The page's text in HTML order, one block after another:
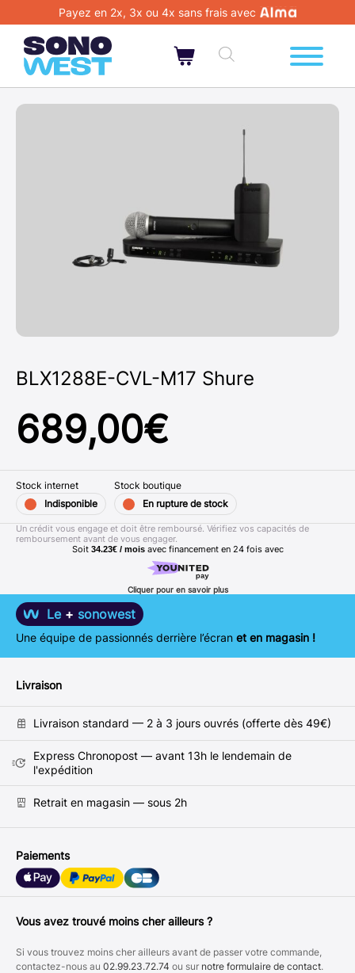
Payez en 2x, 3x ou 4x sans frais avec
BLX1288E-CVL-M17 Shure
689,00€
Soit 34.23€ / mois avec financement en 24 fois avec
Cliquer pour en savoir plus
Un crédit vous engage et doit être remboursé. Vérifiez vos capacités de
remboursement avant de vous engager.
Stock internet
Indisponible
Stock boutique
En rupture de stock
Le + sonowest
Une équipe de passionnés derrière l’écran et en magasin !
Livraison
Livraison standard — 2 à 3 jours ouvrés (offerte dès 49€)
Express Chronopost — avant 13h le lendemain de
l'expédition
Retrait en magasin — sous 2h
Paiements
Vous avez trouvé moins cher ailleurs ?
Si vous trouvez moins cher ailleurs avant de passer votre commande,
contactez-nous au 02.99.23.72.74 ou sur notre formulaire de contact.